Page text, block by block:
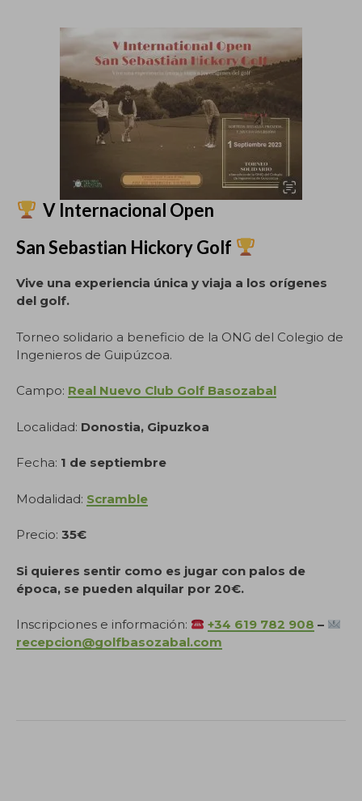
V Internacional Open
San Sebastian Hickory Golf
Vive una experiencia única y viaja a los orígenes
del golf.
Torneo solidario a beneficio de la ONG del Colegio de
Ingenieros de Guipúzcoa.
Campo: Real Nuevo Club Golf Basozabal
Localidad: Donostia, Gipuzkoa
Fecha: 1 de septiembre
Modalidad: Scramble
Precio: 35€
Si quieres sentir como es jugar con palos de
época, se pueden alquilar por 20€.
Inscripciones e información: +34 619 782 908 –
recepcion@golfbasozabal.com